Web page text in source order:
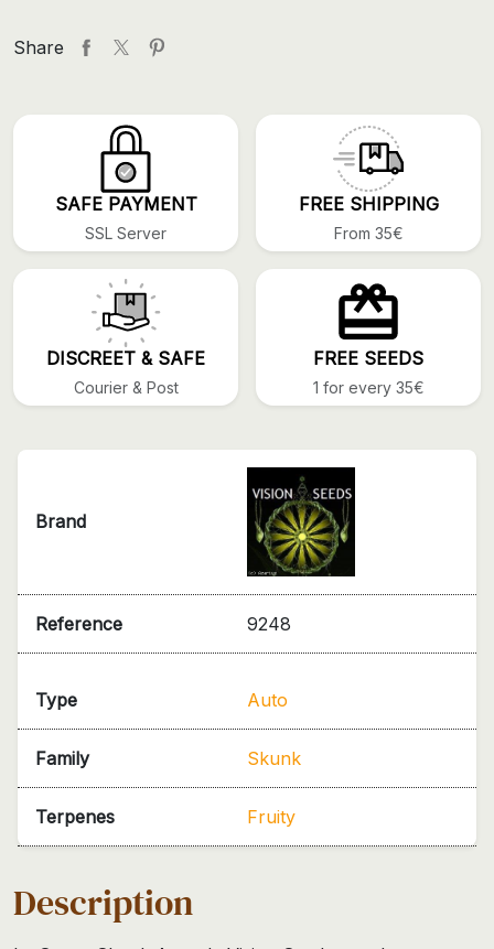
Share
SAFE PAYMENT
SSL Server
FREE SHIPPING
From 35€
DISCREET & SAFE
Courier & Post
FREE SEEDS
1 for every 35€
Brand
Reference 9248
Type Auto
Family Skunk
Terpenes Fruity
Description